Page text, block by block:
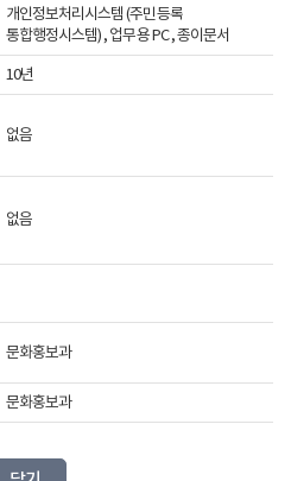
개인정보처리시스템 (주민등록
통합행정시스템) , 업무용 PC , 종이문서
10년
없음
없음
문화홍보과
문화홍보과